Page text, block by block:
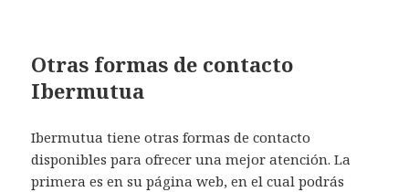
Otras formas de contacto
Ibermutua
Ibermutua tiene otras formas de contacto
disponibles para ofrecer una mejor atención. La
primera es en su página web, en el cual podrás